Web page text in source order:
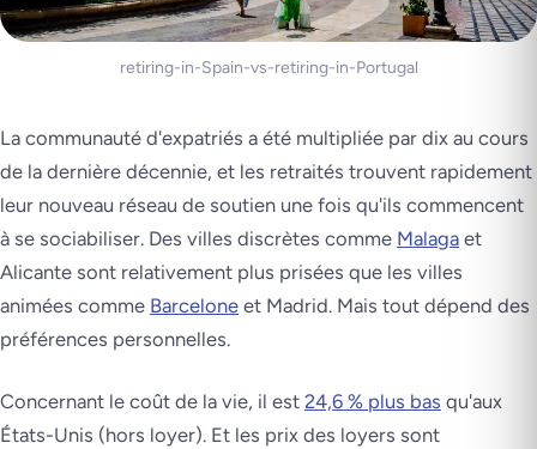
retiring-in-Spain-vs-retiring-in-Portugal
La communauté d'expatriés a été multipliée par dix au cours
de la dernière décennie, et les retraités trouvent rapidement
leur nouveau réseau de soutien une fois qu'ils commencent
à se sociabiliser. Des villes discrètes comme Malaga et
Alicante sont relativement plus prisées que les villes
animées comme Barcelone et Madrid. Mais tout dépend des
préférences personnelles.
Concernant le coût de la vie, il est 24,6 % plus bas qu'aux
États-Unis (hors loyer). Et les prix des loyers sont